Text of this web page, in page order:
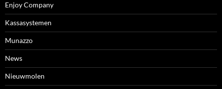
Enjoy Company
Kassasystemen
Munazzo
News
Nieuwmolen